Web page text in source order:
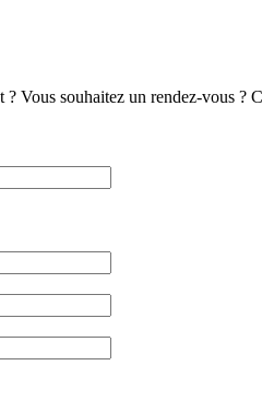
Vous souhaitez un rendez-vous ?